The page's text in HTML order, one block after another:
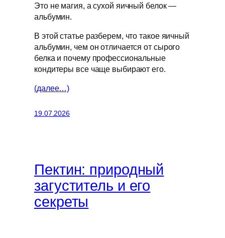
Это не магия, а сухой яичный белок —
альбумин.
В этой статье разберем, что такое яичный
альбумин, чем он отличается от сырого
белка и почему профессиональные
кондитеры все чаще выбирают его.
(далее…)
19.07.2026
Пектин: природный
загуститель и его
секреты